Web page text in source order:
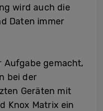
wird auch die
Daten immer
Aufgabe gemacht,
bei der
Geräten mit
Knox Matrix ein